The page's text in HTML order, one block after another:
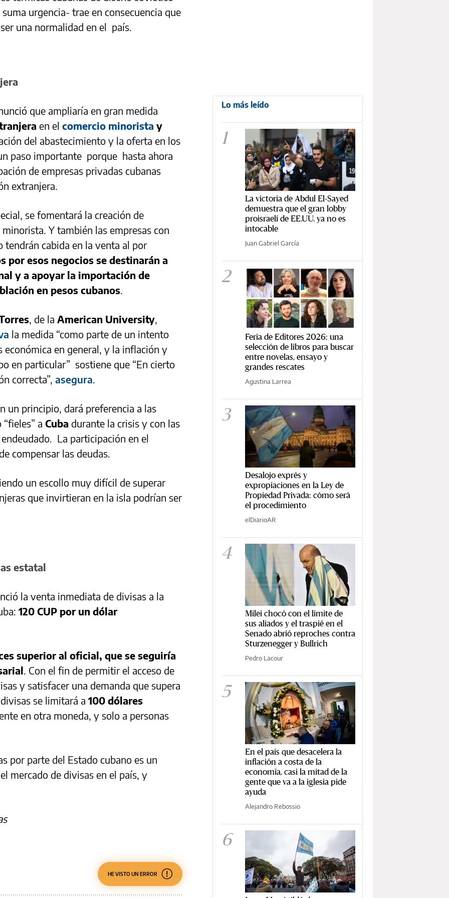
urgencia- trae en consecuencia que
una normalidad en el país.
que ampliaría en gran medida
en el comercio minorista y
del abastecimiento y la oferta en los
paso importante porque hasta ahora
de empresas privadas cubanas
extranjera.
se fomentará la creación de
Y también las empresas con
cabida en la venta al por
por esos negocios se destinarán a
y a apoyar la importación de
en pesos cubanos.
, de la American University,
la medida “como parte de un intento
económica en general, y la inflación y
en particular” sostiene que “En cierto
correcta”, asegura.
un principio, dará preferencia a las
a Cuba durante la crisis y con las
La participación en el
compensar las deudas.
un escollo muy difícil de superar
que invirtieran en la isla podrían ser
estatal
la venta inmediata de divisas a la
120 CUP por un dólar
superior al oficial, que se seguiría
. Con el fin de permitir el acceso de
y satisfacer una demanda que supera
se limitará a 100 dólares
en otra moneda, y solo a personas
por parte del Estado cubano es un
mercado de divisas en el país, y
HE VISTO UN ERROR
Lo más leído
1
La victoria de Abdul El-Sayed
demuestra que el gran lobby
proisraelí de EE.UU. ya no es
intocable
Juan Gabriel García
2
Feria de Editores 2026: una
selección de libros para buscar
entre novelas, ensayo y
grandes rescates
Agustina Larrea
3
Desalojo exprés y
expropiaciones en la Ley de
Propiedad Privada: cómo será
el procedimiento
elDiarioAR
4
Milei chocó con el límite de
sus aliados y el traspié en el
Senado abrió reproches contra
Sturzenegger y Bullrich
Pedro Lacour
5
En el país que desacelera la
inflación a costa de la
economía, casi la mitad de la
gente que va a la iglesia pide
ayuda
Alejandro Rebossio
6